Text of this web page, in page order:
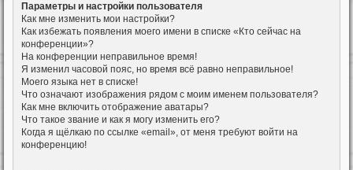
Параметры и настройки пользователя
Как мне изменить мои настройки?
Как избежать появления моего имени в списке «Кто сейчас на
конференции»?
На конференции неправильное время!
Я изменил часовой пояс, но время всё равно неправильное!
Моего языка нет в списке!
Что означают изображения рядом с моим именем пользователя?
Как мне включить отображение аватары?
Что такое звание и как я могу изменить его?
Когда я щёлкаю по ссылке «email», от меня требуют войти на
конференцию!